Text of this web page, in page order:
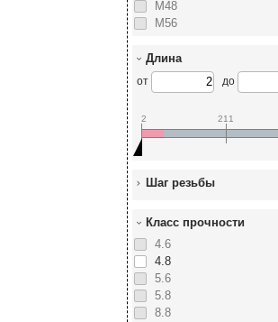
М48
М56
Длина
от до
2 211
Шаг резьбы
Класс прочности
4.6
4.8
5.6
5.8
8.8